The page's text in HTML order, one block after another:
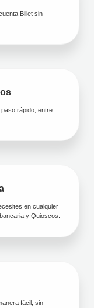
Billet sin
rápido, entre
en cualquier
y Quioscos.
fácil, sin